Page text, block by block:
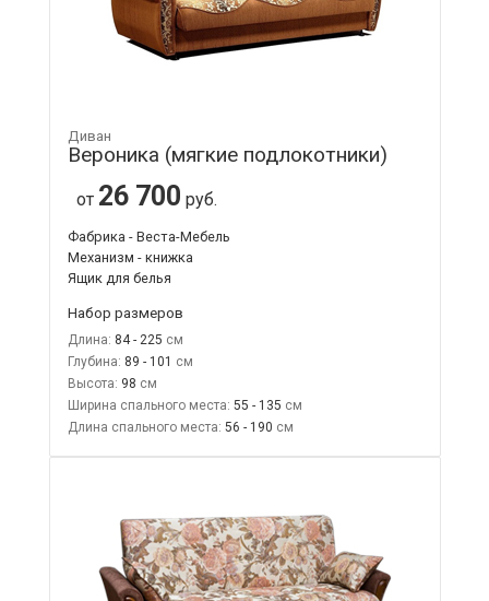
Диван
Вероника (мягкие подлокотники)
от 26 700 руб.
Фабрика - Веста-Мебель
Механизм - книжка
Ящик для белья
Набор размеров
Длина: 84 - 225
Глубина: 89 - 101
Высота: 98
Ширина спального места: 55 - 135
Длина спального места: 56 - 190